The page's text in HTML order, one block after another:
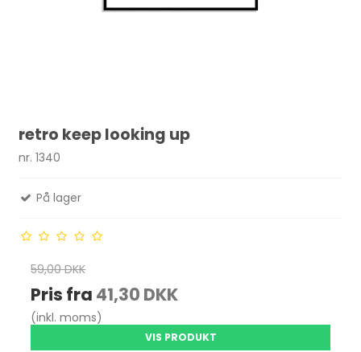
retro keep looking up
nr. 1340
På lager
59,00 DKK
Pris fra 41,30 DKK
(inkl. moms)
VIS PRODUKT